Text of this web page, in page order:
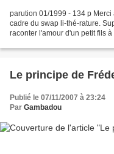
parution 01/1999 - 134 p
cadre du swap li-thé-rature.
raconter l'amour d'un petit fils
Le principe de
Publié le 07/11/2007 à 23:24
Par Gambadou